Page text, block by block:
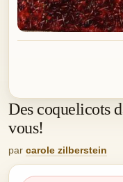
Des coquelicots
vous!
par carole zilberstein